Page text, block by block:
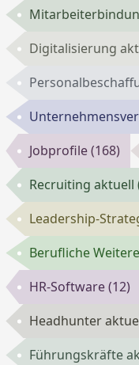
Digitalisierung
Jobprofile(168)
Recruiting aktuell
Leadership-
Berufliche
HR-Software(12)
Headhunter
Führungskräfte